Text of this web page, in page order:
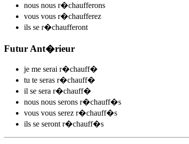
nous nous r�chaufferons
vous vous r�chaufferez
ils se r�chaufferont
Futur Ant�rieur
je me serai r�chauff�
tu te seras r�chauff�
il se sera r�chauff�
nous nous serons r�chauff�s
vous vous serez r�chauff�s
ils se seront r�chauff�s